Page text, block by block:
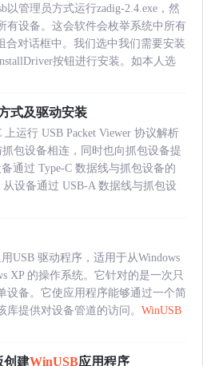
以管理员方式运行zadig-2.4.exe，然
有设备。这会软件会枚举系统中所有
合对话框中。我们选中我们需要安装
按钮进行安装。如本人选
式及驱动安装
运行 USB Packet Viewer 协议解析
包设备相连，同时也向抓包设备提
通过 Type-C 数据线与抓包设备的
设备通过 USB-A 数据线与抓包设
USB 驱动程序，适用于从Windows
XP 的操作系统。它针对的是一次只
设备。它使应用程序能够通过一个简
提供对设备管道的访问。 WinUSB
创建WinUSB应用程序